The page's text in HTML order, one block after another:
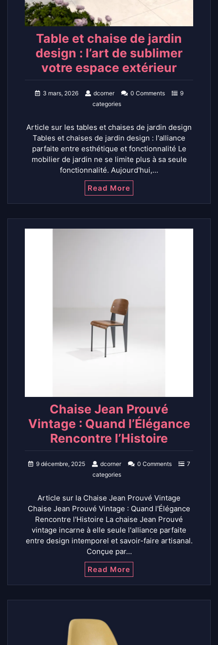
Table et chaise de jardin
design : l’art de sublimer
votre espace extérieur
3 mars, 2026 dcorner 0 Comments
9
categories
Article sur les tables et chaises de jardin design
Tables et chaises de jardin design : l'alliance
parfaite entre esthétique et fonctionnalité Le
mobilier de jardin ne se limite plus à sa seule
fonctionnalité. Aujourd'hui,…
Read More
Chaise Jean Prouvé
Vintage : Quand l’Élégance
Rencontre l’Histoire
9 décembre, 2025 dcorner 0 Comments
7
categories
Article sur la Chaise Jean Prouvé Vintage
Chaise Jean Prouvé Vintage : Quand l'Élégance
Rencontre l'Histoire La chaise Jean Prouvé
vintage incarne à elle seule l'alliance parfaite
entre design intemporel et savoir-faire artisanal.
Conçue par…
Read More